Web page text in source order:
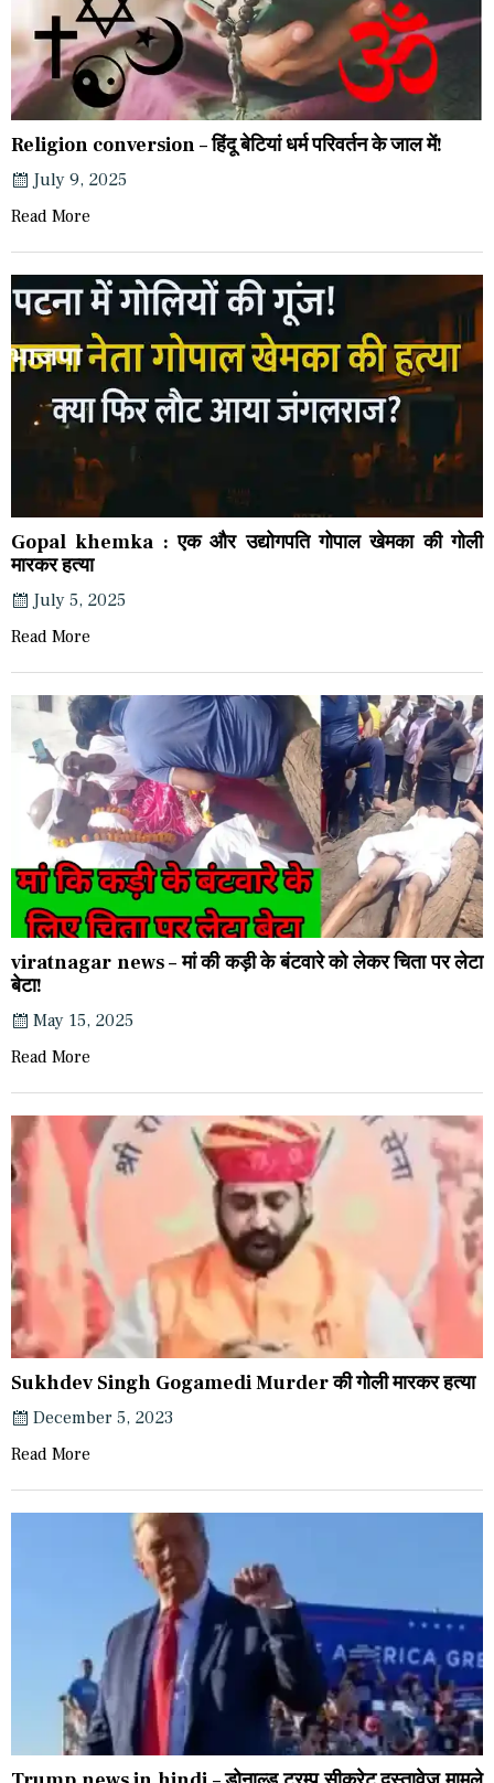
Religion conversion – हिंदू बेटियां धर्म परिवर्तन के जाल में!
July 9, 2025
Read More
Gopal khemka : एक और उद्योगपति गोपाल खेमका की गोली
मारकर हत्या
July 5, 2025
Read More
viratnagar news – मां की कड़ी के बंटवारे को लेकर चिता पर लेटा
बेटा!
May 15, 2025
Read More
Sukhdev Singh Gogamedi Murder की गोली मारकर हत्या
December 5, 2023
Read More